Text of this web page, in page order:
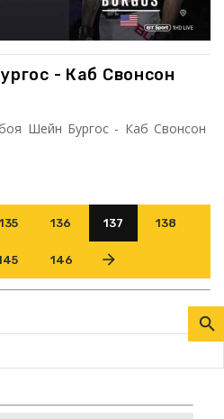
- Каб Свонсон
Шейн Бургос - Каб Свонсон
135 136 137 138
146